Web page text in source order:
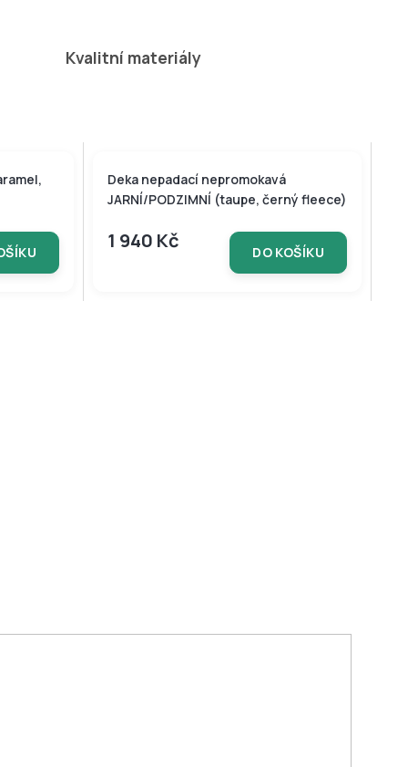
Kvalitní materiály
Deka nepadací nepromokavá
JARNÍ/PODZIMNÍ (taupe, černý fleece)
1 940 Kč DO KOŠÍKU